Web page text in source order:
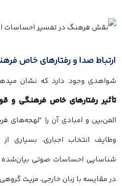
ارتباط صدا و رفتارهای خاص
شواهدی وجود دارد که نشان
تأثیر رفتارهای خاص فرهنگی و
الفن‌بین و امبادی آن را “لهجه‌های
وظایف انتخاب اجباری، بسیاری
شناسایی احساسات صوتی بیان‌شده
در مقایسه با زبان خارجی، مزیت